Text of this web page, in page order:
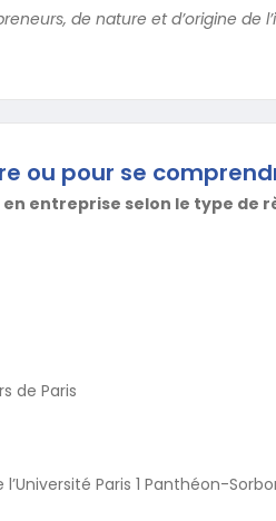
de nature et d’origine de
ou pour se
entreprise selon le type de
de Paris
Paris 1 Panthéon-